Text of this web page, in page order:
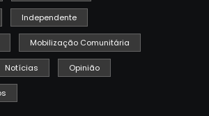
Independente
Mobilização Comunitária
Notícias Opinião